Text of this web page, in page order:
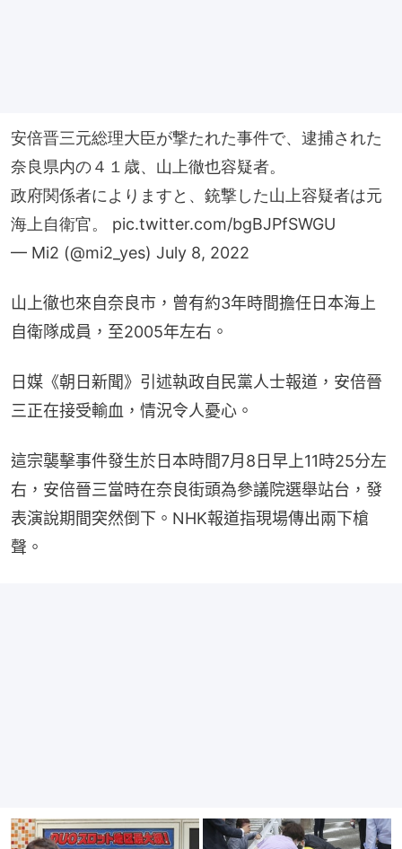
安倍晋三元総理大臣が撃たれた事件で、逮捕された
奈良県内の４１歳、山上徹也容疑者。
政府関係者によりますと、銃撃した山上容疑者は元
海上自衛官。 pic.twitter.com/bgBJPfSWGU
— Mi2 (@mi2_yes) July 8, 2022
山上徹也來自奈良市，曾有約3年時間擔任日本海上
自衛隊成員，至2005年左右。
日媒《朝日新聞》引述執政自民黨人士報道，安倍晉
三正在接受輸血，情況令人憂心。
這宗襲擊事件發生於日本時間7月8日早上11時25分左
右，安倍晉三當時在奈良街頭為參議院選舉站台，發
表演說期間突然倒下。NHK報道指現場傳出兩下槍
聲。